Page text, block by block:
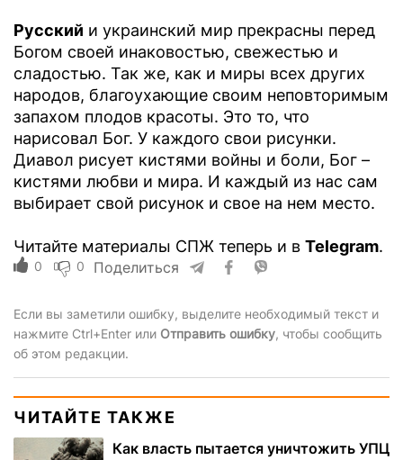
Русский и украинский мир прекрасны перед
Богом своей инаковостью, свежестью и
сладостью. Так же, как и миры всех других
народов, благоухающие своим неповторимым
запахом плодов красоты. Это то, что
нарисовал Бог. У каждого свои рисунки.
Диавол рисует кистями войны и боли, Бог –
кистями любви и мира. И каждый из нас сам
выбирает свой рисунок и свое на нем место.
Читайте материалы СПЖ теперь и в Telegram.
0 0 Поделиться
Если вы заметили ошибку, выделите необходимый текст и
нажмите Ctrl+Enter или Отправить ошибку, чтобы сообщить
об этом редакции.
ЧИТАЙТЕ ТАКЖЕ
Как власть пытается уничтожить УПЦ